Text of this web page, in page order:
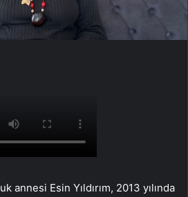
annesi Esin Yıldırım, 2013 yılında